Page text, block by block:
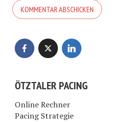
ÖTZTALER PACING
Online Rechner
Pacing Strategie